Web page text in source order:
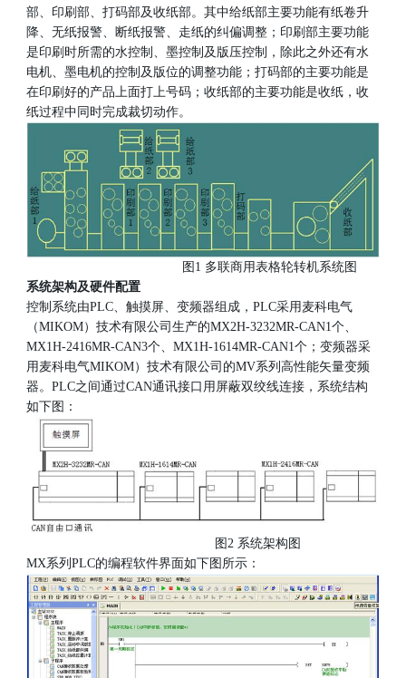
持
科
电
气
部、印刷部、打码部及收纸部。其中给纸部主要功能有纸卷升
降、无纸报警、断纸报警、走纸的纠偏调整；印刷部主要功能
是印刷时所需的水控制、墨控制及版压控制，除此之外还有水
电机、墨电机的控制及版位的调整功能；打码部的主要功能是
在印刷好的产品上面打上号码；收纸部的主要功能是收纸，收
纸过程中同时完成裁切动作。
图1 多联商用表格轮转机系统图
系统架构及硬件配置
控制系统由PLC、触摸屏、变频器组成，PLC采用麦科电气
（MIKOM）技术有限公司生产的MX2H-3232MR-CAN1个、
MX1H-2416MR-CAN3个、MX1H-1614MR-CAN1个；变频器采
用麦科电气MIKOM）技术有限公司的MV系列高性能矢量变频
器。PLC之间通过CAN通讯接口用屏蔽双绞线连接，系统结构
如下图：
图2 系统架构图
MX系列PLC的编程软件界面如下图所示：